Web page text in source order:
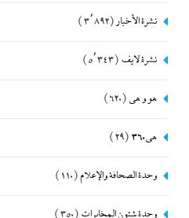
نشرة الأخبار (3٬892)
نشرة لايف (5٬343)
هو و هي (620)
هى360 (29)
وحدة الصحافة والإعلام(110)
وحدة شئون المخابرات (350)